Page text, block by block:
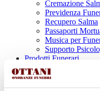
Cremazione
Previdenza
Recupero Salma
Passaporti
Musica per
Supporto
Prodotti Funerari
Lapidi, Lastre
Urne Cinerarie
Allestimento